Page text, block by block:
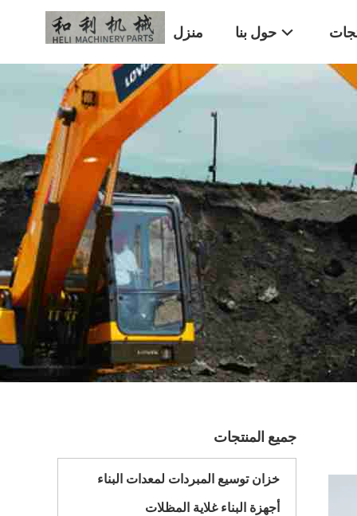
منزل حول بنا
جميع المنتجات
خزان توسيع المبردات لمعدات البناء
أجهزة البناء غلاية المظلات